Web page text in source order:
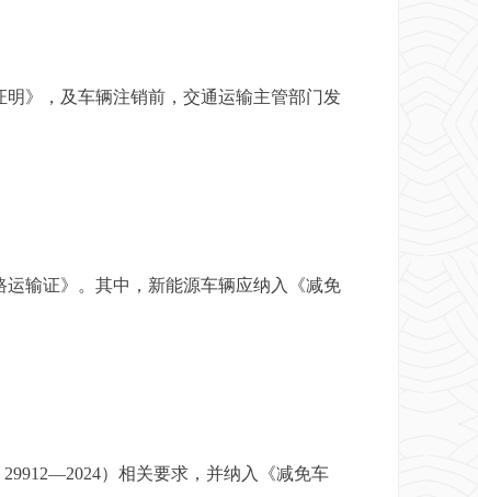
》，及车辆注销前，交通运输主管部门发
输证》。其中，新能源车辆应纳入《减免
）相关要求，并纳入《减免车